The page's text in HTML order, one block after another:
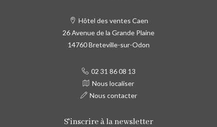
Hôtel des ventes Caen
26 Avenue de la Grande Plaine
14760 Breteville-sur-Odon
02 31 86 08 13
Nous localiser
Nous contacter
S'inscrire à la newsletter